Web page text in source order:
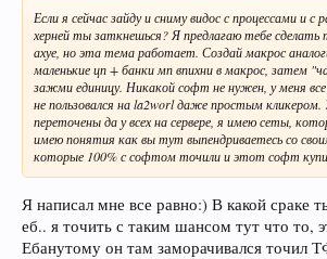
Если я сейчас зайду и сниму видос с процессами и с
херней ты заткнешься? Я предлагаю тебе
ахуе, но эта тема работает. Создай макрос
маленькие цп + банки мп впихни в макрос, затем
зажми единицу. Никакой софт не нужен, у меня
не пользовался на la2worl даже простым кликером.
переточены да у всех на сервере, я имею сеты,
имею понятия как вы тут выпендриваетесь со
которые 100% с софтом точили и этот софт
Я написал мне все равно:) В какой сраке
еб.. я точить с таким шансом тут что то,
Ебанутому он там заморачивался точил